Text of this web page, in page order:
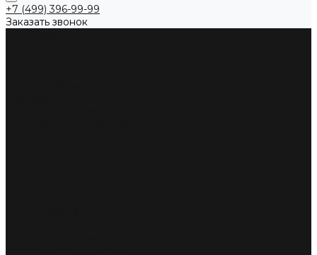
+7 (499) 396-99-99
Заказать звонок